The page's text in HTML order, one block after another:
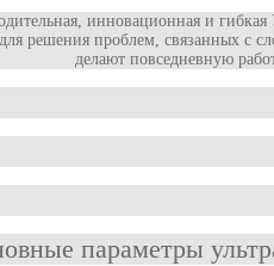
инновационная и гибкая
решения проблем, связанных с
делают повседневную
параметры